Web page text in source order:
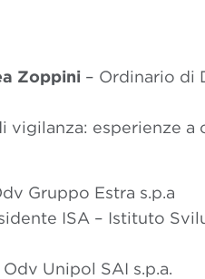
Zoppini – Ordinario di
vigilanza: esperienze a
Gruppo Estra s.p.a
ISA – Istituto
Odv Unipol SAI s.p.a.